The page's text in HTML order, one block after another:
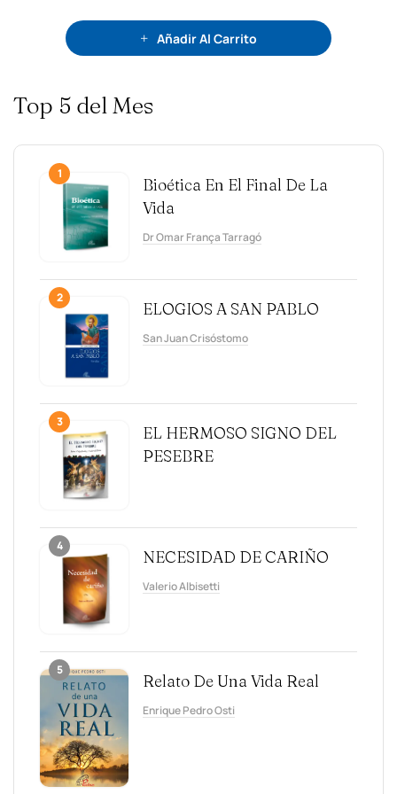
Añadir Al Carrito
Top 5 del Mes
1
Bioética En El Final De La
Vida
Dr Omar França Tarragó
2
ELOGIOS A SAN PABLO
San Juan Crisóstomo
3
EL HERMOSO SIGNO DEL
PESEBRE
4
NECESIDAD DE CARIÑO
Valerio Albisetti
5
Relato De Una Vida Real
Enrique Pedro Osti